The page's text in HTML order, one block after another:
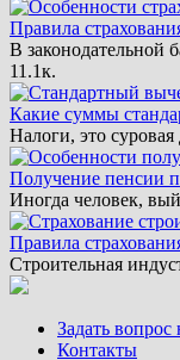
Правила
В законодательной
11.1к.
Какие суммы
Налоги, это суровая
Получение пенсии
Иногда человек,
Правила
Строительная
Задать
Контакты